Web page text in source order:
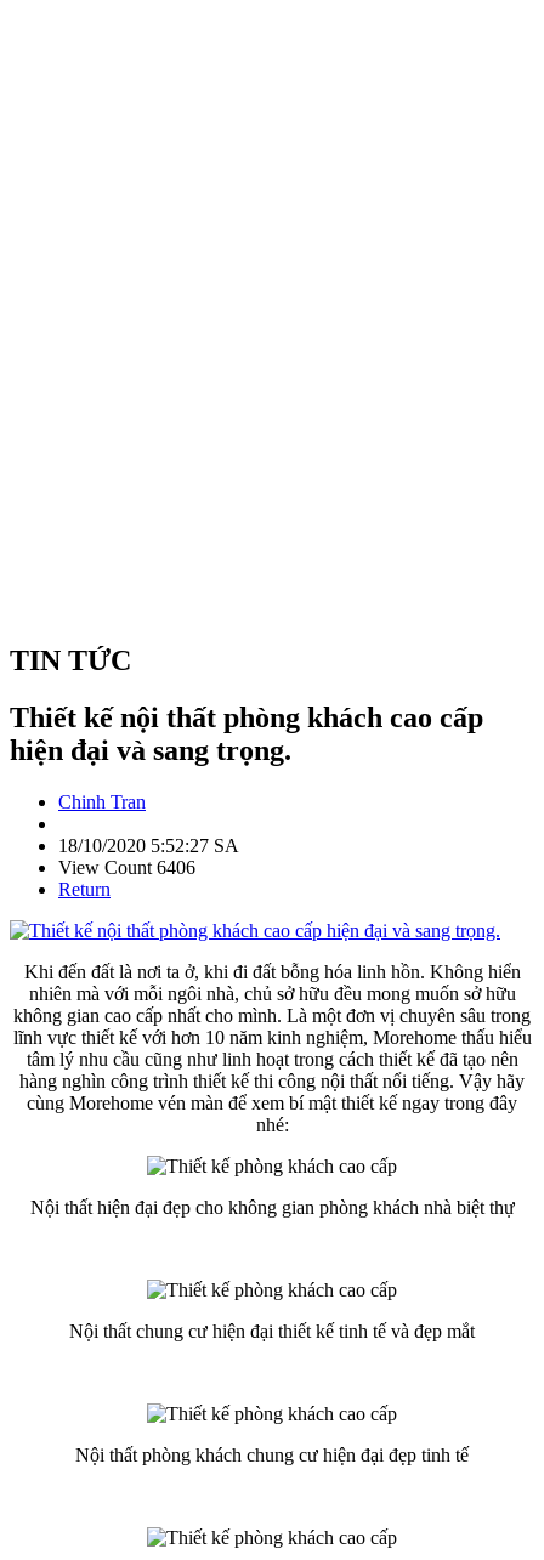
TIN TỨC
Thiết kế nội thất phòng khách cao cấp
hiện đại và sang trọng.
Chinh Tran
18/10/2020 5:52:27 SA
View Count 6406
Return
Khi đến đất là nơi ta ở, khi đi đất bỗng hóa linh hồn. Không hiển
nhiên mà với mỗi ngôi nhà, chủ sở hữu đều mong muốn sở hữu
không gian cao cấp nhất cho mình. Là một đơn vị chuyên sâu trong
lĩnh vực thiết kế với hơn 10 năm kinh nghiệm, Morehome thấu hiểu
tâm lý nhu cầu cũng như linh hoạt trong cách thiết kế đã tạo nên
hàng nghìn công trình thiết kế thi công nội thất nổi tiếng. Vậy hãy
cùng Morehome vén màn để xem bí mật thiết kế ngay trong đây
nhé:
Nội thất hiện đại đẹp cho không gian phòng khách nhà biệt thự
Nội thất chung cư hiện đại thiết kế tinh tế và đẹp mắt
Nội thất phòng khách chung cư hiện đại đẹp tinh tế